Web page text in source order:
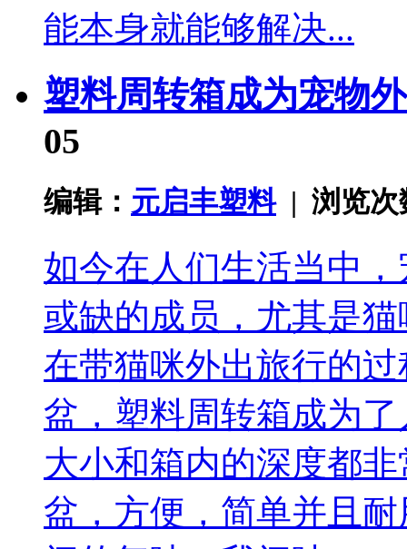
能本身就能够解决...
塑料周转箱成为宠物
05
编辑： 元启丰塑料| 浏览次
如今在人们生活当中
或缺的成员，尤其是
在带猫咪外出旅行的
盆，塑料周转箱成为
大小和箱内的深度都
盆，方便，简单并且